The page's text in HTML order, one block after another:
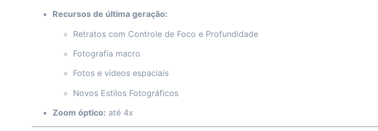
Recursos de última geração:
Retratos com Controle de Foco e Profundidade
Fotografia macro
Fotos e vídeos espaciais
Novos Estilos Fotográficos
Zoom óptico: até 4x